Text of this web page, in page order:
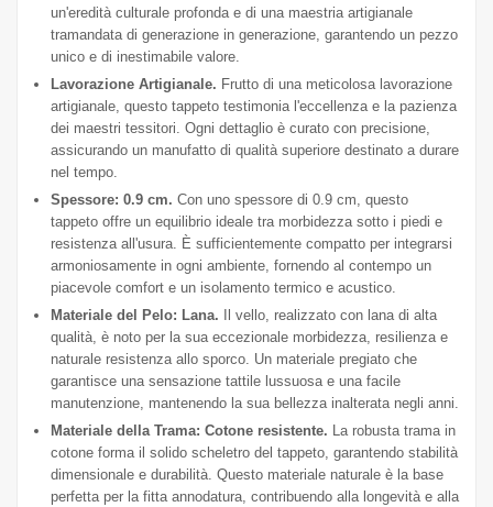
un'eredità culturale profonda e di una maestria artigianale
tramandata di generazione in generazione, garantendo un pezzo
unico e di inestimabile valore.
Lavorazione Artigianale. Frutto di una meticolosa lavorazione
artigianale, questo tappeto testimonia l'eccellenza e la pazienza
dei maestri tessitori. Ogni dettaglio è curato con precisione,
assicurando un manufatto di qualità superiore destinato a durare
nel tempo.
Spessore: 0.9 cm. Con uno spessore di 0.9 cm, questo
tappeto offre un equilibrio ideale tra morbidezza sotto i piedi e
resistenza all'usura. È sufficientemente compatto per integrarsi
armoniosamente in ogni ambiente, fornendo al contempo un
piacevole comfort e un isolamento termico e acustico.
Materiale del Pelo: Lana. Il vello, realizzato con lana di alta
qualità, è noto per la sua eccezionale morbidezza, resilienza e
naturale resistenza allo sporco. Un materiale pregiato che
garantisce una sensazione tattile lussuosa e una facile
manutenzione, mantenendo la sua bellezza inalterata negli anni.
Materiale della Trama: Cotone resistente. La robusta trama in
cotone forma il solido scheletro del tappeto, garantendo stabilità
dimensionale e durabilità. Questo materiale naturale è la base
perfetta per la fitta annodatura, contribuendo alla longevità e alla